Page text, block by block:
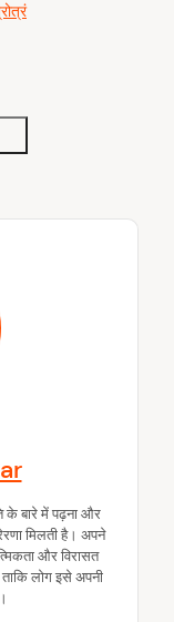
बारे में पढ़ना और
मिलती है। अपने
और विरासत
लोग इसे अपनी